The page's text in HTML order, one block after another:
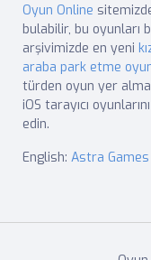
Oyun Online
bulabilir, bu oyunları
arşivimizde en yeni
araba park etme
türden oyun yer
iOS tarayıcı
edin.
English: Astra Games